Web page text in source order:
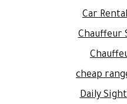
Car
Chauffeur
cheap
Daily